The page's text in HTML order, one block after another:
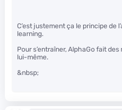
C’est justement ça le principe de
learning.
Pour s’entraîner, AlphaGo fait
lui-même.
&nbsp;